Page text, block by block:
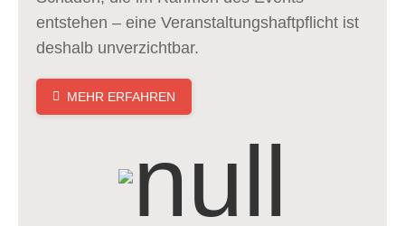
entstehen – eine Veranstaltungs­haftpflicht­ ist
deshalb unverzichtbar.
MEHR ERFAHREN